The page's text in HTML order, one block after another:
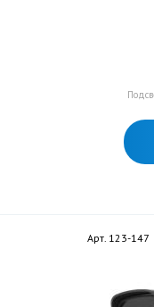
Арт. 123-147